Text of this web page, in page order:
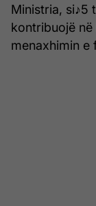
Ministria, si♪5
kontribuojë
menaxhimin e